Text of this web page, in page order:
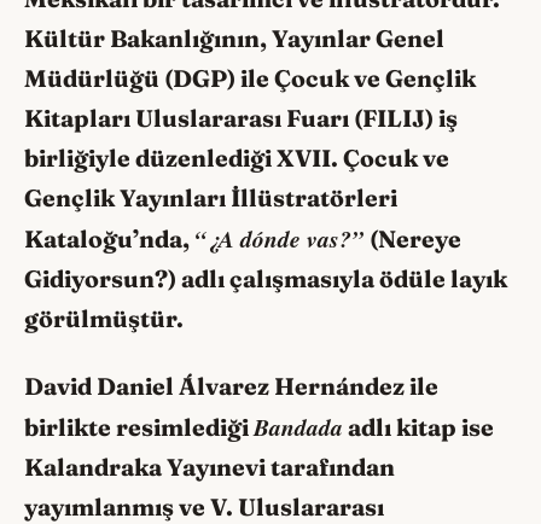
Kültür Bakanlığının, Yayınlar Genel
Müdürlüğü (DGP) ile Çocuk ve Gençlik
Kitapları Uluslararası Fuarı (FILIJ) iş
birliğiyle düzenlediği XVII. Çocuk ve
Gençlik Yayınları İllüstratörleri
Kataloğu’nda, “¿A dónde vas?” (Nereye
Gidiyorsun?) adlı çalışmasıyla ödüle layık
görülmüştür.
David Daniel Álvarez Hernández ile
birlikte resimlediğiBandada adlı kitap ise
Kalandraka Yayınevi tarafından
yayımlanmış ve V. Uluslararası